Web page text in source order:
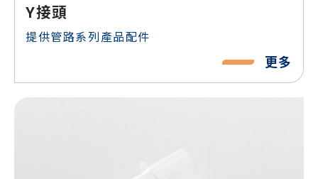
Y接頭
提供管路系列產品配件
更多